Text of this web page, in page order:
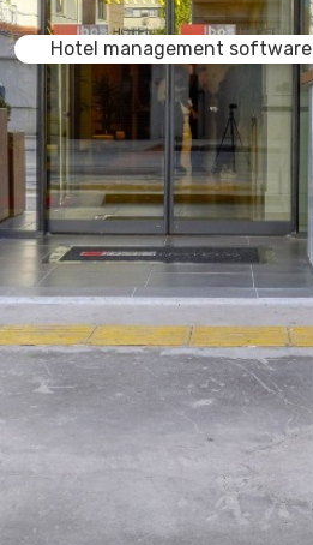
Hotel management software